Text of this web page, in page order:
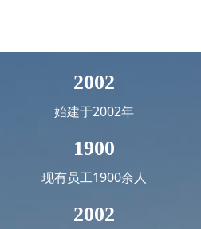
2002
始建于2002年
1900
现有员工1900余人
2002